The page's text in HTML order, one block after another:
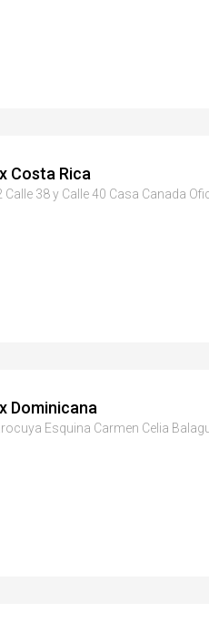
Costa Rica
Calle 38 y Calle 40 Casa Canada
Dominicana
Esquina Carmen Celia